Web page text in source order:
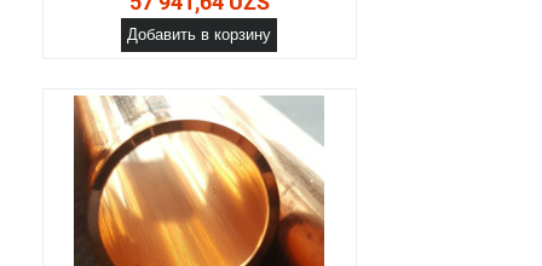
Добавить в корзину